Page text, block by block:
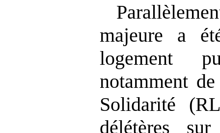
majeure a
logement
notamment
Solidarité
délétères